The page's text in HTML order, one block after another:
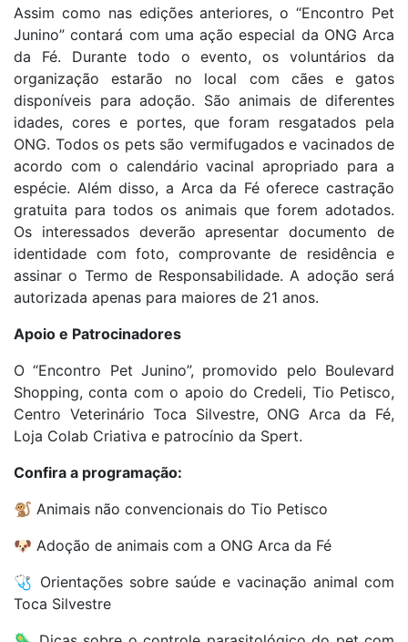
Assim como nas edições anteriores, o “Encontro Pet
Junino” contará com uma ação especial da ONG Arca
da Fé. Durante todo o evento, os voluntários da
organização estarão no local com cães e gatos
disponíveis para adoção. São animais de diferentes
idades, cores e portes, que foram resgatados pela
ONG. Todos os pets são vermifugados e vacinados de
acordo com o calendário vacinal apropriado para a
espécie. Além disso, a Arca da Fé oferece castração
gratuita para todos os animais que forem adotados.
Os interessados deverão apresentar documento de
identidade com foto, comprovante de residência e
assinar o Termo de Responsabilidade. A adoção será
autorizada apenas para maiores de 21 anos.
Apoio e Patrocinadores
O “Encontro Pet Junino”, promovido pelo Boulevard
Shopping, conta com o apoio do Credeli, Tio Petisco,
Centro Veterinário Toca Silvestre, ONG Arca da Fé,
Loja Colab Criativa e patrocínio da Spert.
Confira a programação:
🐒 Animais não convencionais do Tio Petisco
🐶 Adoção de animais com a ONG Arca da Fé
🩺 Orientações sobre saúde e vacinação animal com
Toca Silvestre